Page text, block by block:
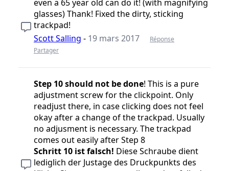
even a 65 year old can do it! (with magnifying
glasses) Thank! Fixed the dirty, sticking
trackpad!
Scott Salling - 19 mars 2017
Réponse
Partager
Step 10should not be done! This is a pure
adjustment screw for the clickpoint. Only
readjust there, in case clicking does not feel
okay after a change of the trackpad. Usually
no adjusment is necessary. The trackpad
comes out easily after Step 8
Schritt 10 ist falsch! Diese Schraube dient
lediglich der Justage des Druckpunkts des